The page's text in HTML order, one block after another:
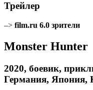
Трейлер
–> film.ru 6.0 зрители
Monster Hunter
2020, боевик,
Германия, Япония,